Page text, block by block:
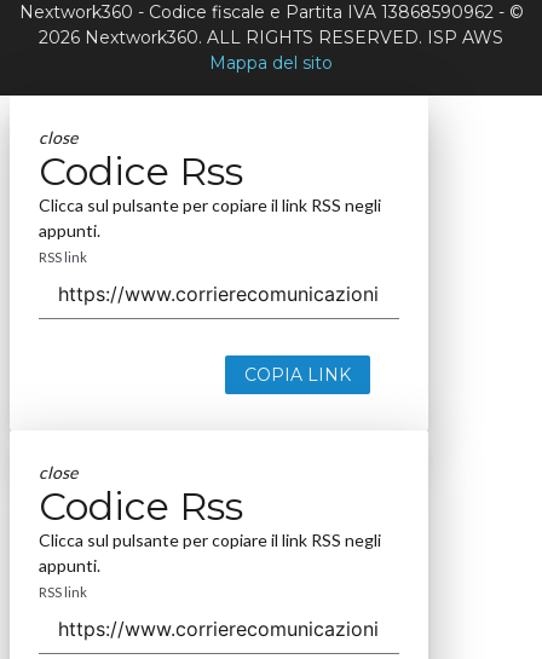
Nextwork360 - Codice fiscale e Partita IVA 13868590962 - ©
2026 Nextwork360. ALL RIGHTS RESERVED. ISP AWS
Mappa del sito
close
Codice Rss
Clicca sul pulsante per copiare il link RSS negli
appunti.
RSS link
COPIA LINK
close
Codice Rss
Clicca sul pulsante per copiare il link RSS negli
appunti.
RSS link